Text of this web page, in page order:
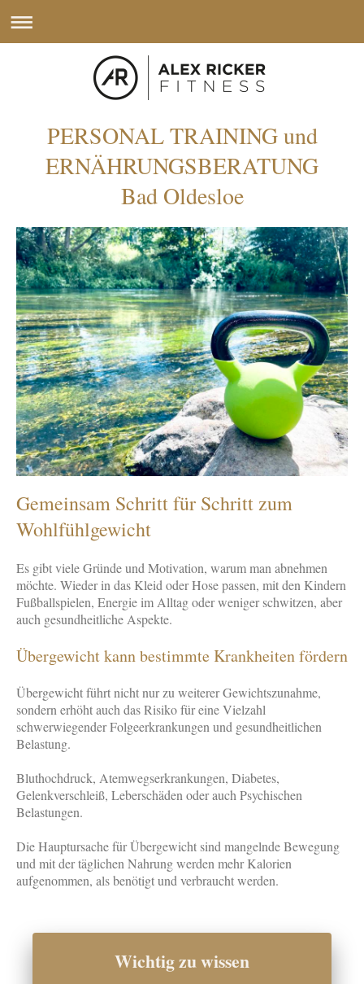
PERSONAL TRAINING und
ERNÄHRUNGSBERATUNG
Bad Oldesloe
Gemeinsam Schritt für Schritt zum
Wohlfühlgewicht
Es gibt viele Gründe und Motivation, warum man abnehmen
möchte. Wieder in das Kleid oder Hose passen, mit den Kindern
Fußballspielen, Energie im Alltag oder weniger schwitzen, aber
auch gesundheitliche Aspekte.
Übergewicht kann bestimmte Krankheiten fördern
Übergewicht führt nicht nur zu weiterer Gewichtszunahme,
sondern erhöht auch das Risiko für eine Vielzahl
schwerwiegender Folgeerkrankungen und gesundheitlichen
Belastung.
Bluthochdruck, Atemwegserkrankungen, Diabetes,
Gelenkverschleiß, Leberschäden oder auch Psychischen
Belastungen.
Die Hauptursache für Übergewicht sind mangelnde Bewegung
und mit der täglichen Nahrung werden mehr Kalorien
aufgenommen, als benötigt und verbraucht werden.
Wichtig zu wissen